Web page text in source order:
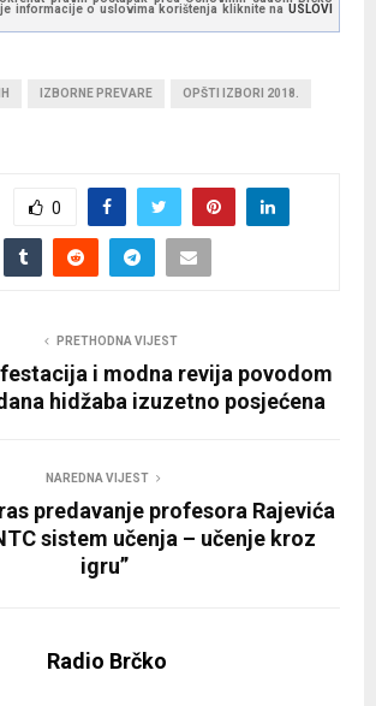
informacije o uslovima korištenja kliknite na USLOVI
IZBORNE PREVARE OPŠTI IZBORI 2018.
0
PRETHODNA VIJEST
i modna revija povodom
hidžaba izuzetno posjećena
NAREDNA VIJEST
predavanje profesora Rajevića
sistem učenja – učenje kroz
igru”
Radio Brčko